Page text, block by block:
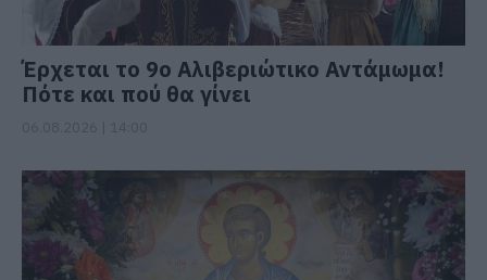
Έρχεται το 9ο Αλιβεριώτικο Αντάμωμα!
Πότε και πού θα γίνει